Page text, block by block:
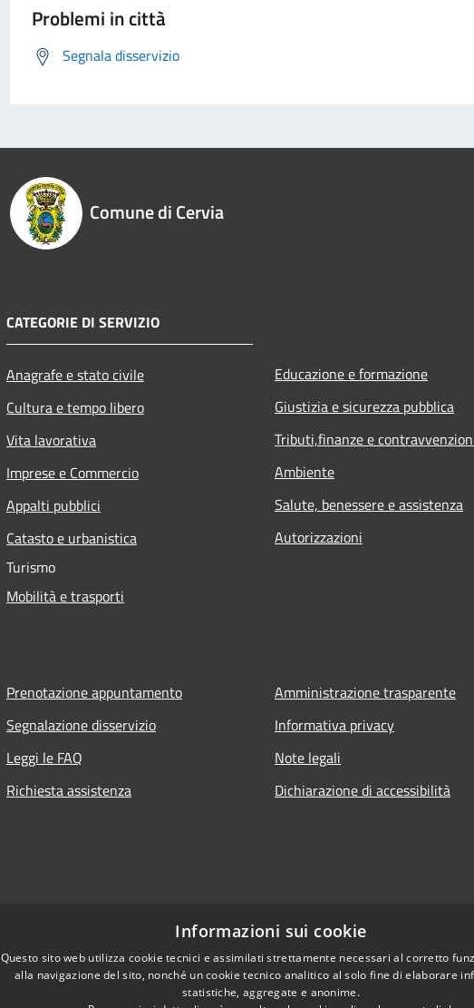
Problemi in città
Segnala disservizio
Comune di Cervia
CATEGORIE DI SERVIZIO
Anagrafe e stato civile
Cultura e tempo libero
Vita lavorativa
Imprese e Commercio
Appalti pubblici
Catasto e urbanistica
Turismo
Mobilità e trasporti
Educazione e formazione
Giustizia e sicurezza pubblica
Tributi,finanze e
Ambiente
Salute, benessere e assistenza
Autorizzazioni
Prenotazione appuntamento
Segnalazione disservizio
Leggi le FAQ
Richiesta assistenza
Amministrazione trasparente
Informativa privacy
Note legali
Dichiarazione di accessibilità
Informazioni sui cookie
Questo sito web utilizza cookie tecnici e assimilati strettamente necessari al corretto
alla navigazione del sito, nonché un cookie tecnico analitico al solo fine di elaborare
statistiche, aggregate e anonime.